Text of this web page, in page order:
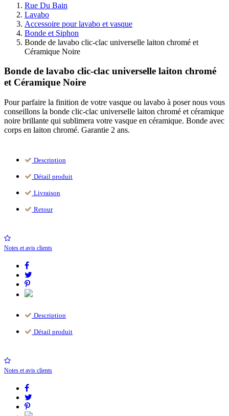
Rue Du Bain
Lavabo
Accessoire pour lavabo et vasque
Bonde et Siphon
Bonde de lavabo clic-clac universelle laiton chromé et
Céramique Noire
Bonde de lavabo clic-clac universelle laiton chromé
et Céramique Noire
Pour parfaire la finition de votre vasque ou lavabo à poser nous vous
conseillons la bonde clic-clac universelle laiton chromé et céramique
noire brillante qui sublimera votre vasque en céramique. Bonde avec
corps en laiton chromé. Garantie 2 ans.
Description
Détail produit
Livraison
Retour
Notes et avis clients
Description
Détail produit
Notes et avis clients